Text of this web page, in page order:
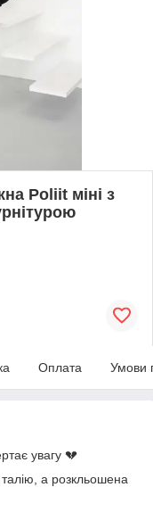
Poliit міні з
Оплата Умови
увагу 💔
талію, а розкльошена